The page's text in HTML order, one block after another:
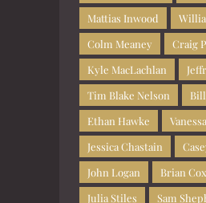
Mattias Inwood
Colm Meaney
Craig
Kyle MacLachlan
Tim Blake Nelson
Ethan Hawke
Jessica Chastain
John Logan
Brian Cox
Julia Stiles
Sam